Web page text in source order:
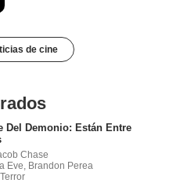
de cine
Del Demonio: Están Entre
Chase
Eve, Brandon Perea